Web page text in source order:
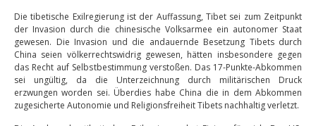
Die tibetische Exilregierung ist der Auffassung, Tibet sei zum Zeitpunkt
der Invasion durch die chinesische Volksarmee ein autonomer Staat
gewesen. Die Invasion und die andauernde Besetzung Tibets durch
China seien völkerrechtswidrig gewesen, hätten insbesondere gegen
das Recht auf Selbstbestimmung verstoßen. Das 17-Punkte-Abkommen
sei ungültig, da die Unterzeichnung durch militärischen Druck
erzwungen worden sei. Überdies habe China die in dem Abkommen
zugesicherte Autonomie und Religionsfreiheit Tibets nachhaltig verletzt.